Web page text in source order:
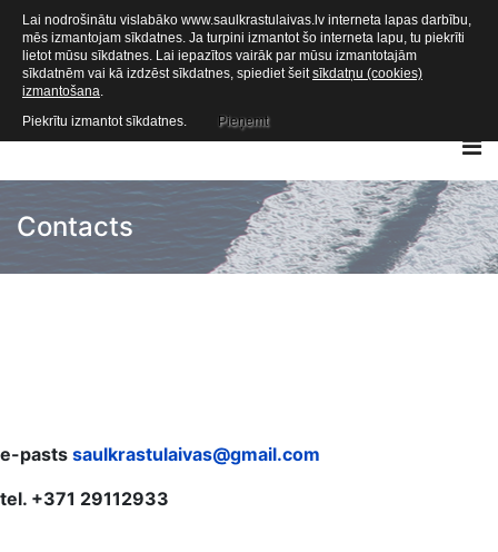
Contacts
e-pasts saulkrastulaivas@gmail.com
tel. +371 29112933
Lai nodrošinātu vislabāko www.saulkrastulaivas.lv interneta lapas darbību,
mēs izmantojam sīkdatnes. Ja turpini izmantot šo interneta lapu, tu piekrīti
lietot mūsu sīkdatnes. Lai iepazītos vairāk par mūsu izmantotajām
sīkdatnēm vai kā izdzēst sīkdatnes, spiediet šeitsīkdatņu (cookies)
izmantošana.
Piekrītu izmantot sīkdatnes.
Pieņemt